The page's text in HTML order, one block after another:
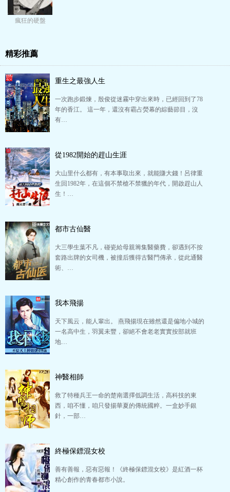
瘋狂的硬盤
精彩推薦
重生之最強人生
一次跑步鍛煉，殷俊從迷霧中穿出來時，已經回到了78
年的香江。 這一年，還沒有霸占熒幕的綜藝節目，沒
有…
從1982開始的趕山生涯
大山里什么都有，有本事取出來，就能賺大錢！呂律重
生回1982年，在這個不禁槍不禁獵的年代，開啟趕山人
生！…
都市古仙醫
大三學生葉不凡，碰瓷給母親籌集醫藥費，卻遇到不按
套路出牌的女司機，被撞后獲得古醫門傳承，從此通醫
術、…
我本飛揚
天下風云，能人輩出。 燕飛揚現在雖然還是偏地小城的
一名高中生，羽翼未豐，卻絕不會老老實實按部就班
地…
神醫相師
救了特種兵王一命的楚南選擇低調生活，高科技的東
西，咱不懂，咱只發揚華夏的傳統國粹。一盒妙手銀
針，一部…
終極保鏢混女校
善有善報，惡有惡報！《終極保鏢混女校》是紅酒一杯
精心創作的青春都市小說。